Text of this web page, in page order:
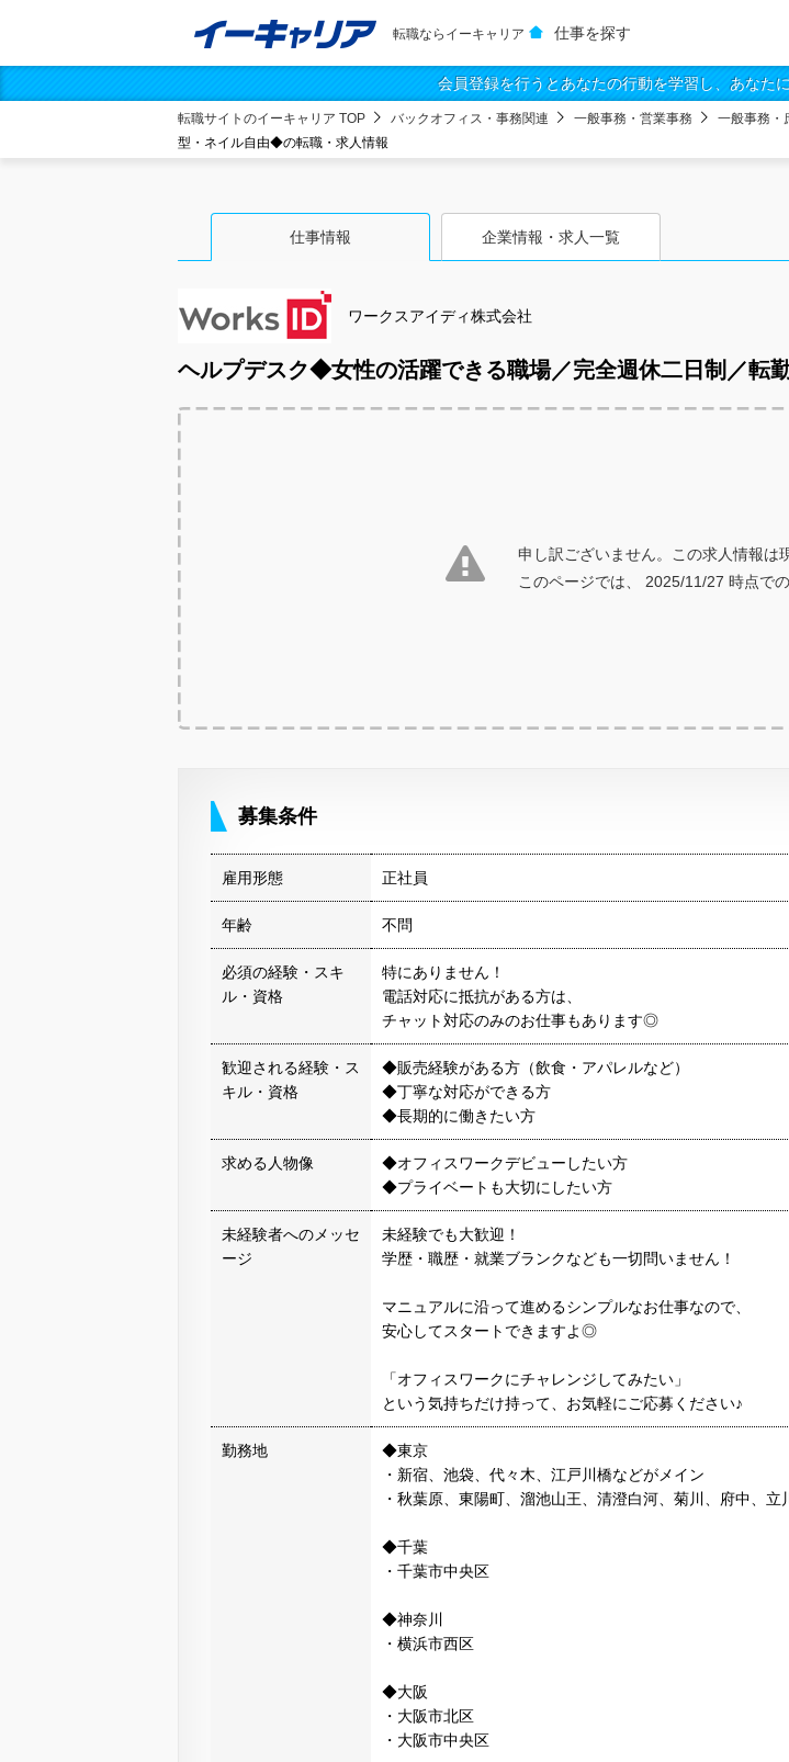
転職ならイーキャリア 仕事を探す
会員登録を行うとあなたの行動を学習し、あなた
転職サイトのイーキャリア TOP バックオフィス・事務関連 一般事務・営業事務 一般事務・
型・ネイル自由◆の転職・求人情報
仕事情報 企業情報・求人一覧
ワークスアイディ株式会社
ヘルプデスク◆女性の活躍できる職場／完全週休二日制／転
申し訳ございません。この求人情報は
このページでは、 2025/11/27 時点で
募集条件
雇用形態 正社員
年齢 不問
必須の経験・スキ
ル・資格
特にありません！
電話対応に抵抗がある方は、
チャット対応のみのお仕事もあります◎
歓迎される経験・ス
キル・資格
◆販売経験がある方（飲食・アパレルなど）
◆丁寧な対応ができる方
◆長期的に働きたい方
求める人物像
◆オフィスワークデビューしたい方
◆プライベートも大切にしたい方
未経験者へのメッセ
ージ
未経験でも大歓迎！
学歴・職歴・就業ブランクなども一切問いません！
マニュアルに沿って進めるシンプルなお仕事なので、
安心してスタートできますよ◎
「オフィスワークにチャレンジしてみたい」
という気持ちだけ持って、お気軽にご応募ください♪
勤務地
◆東京
・新宿、池袋、代々木、江戸川橋などがメイン
・秋葉原、東陽町、溜池山王、清澄白河、菊川、府中、立
◆千葉
・千葉市中央区
◆神奈川
・横浜市西区
◆大阪
・大阪市北区
・大阪市中央区